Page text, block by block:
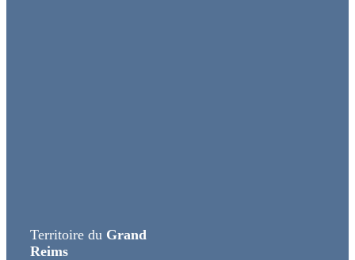
Territoire du Grand
Reims